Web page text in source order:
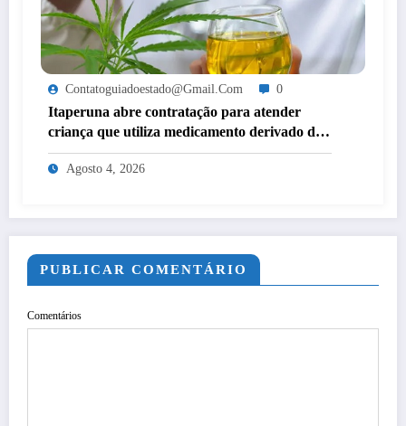
Contatoguiadoestado@gmail.com 0
Itaperuna abre contratação para atender
criança que utiliza medicamento derivado de
cannabis por decisão judicial
Agosto 4, 2026
PUBLICAR COMENTÁRIO
Comentários